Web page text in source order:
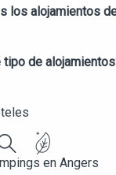
los alojamientos
tipo de
en Angers